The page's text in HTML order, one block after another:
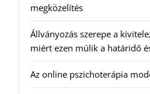
megközelítés
Állványozás szerepe a
miért ezen múlik a határidő
Az online pszichoterápia